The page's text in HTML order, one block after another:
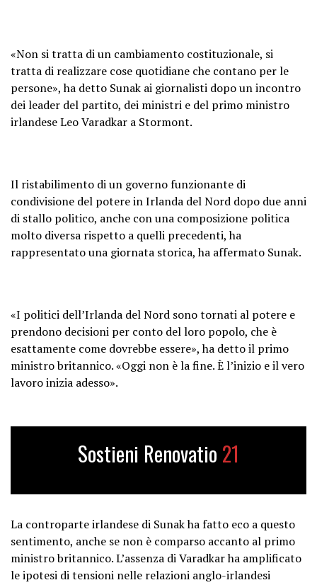
«Non si tratta di un cambiamento costituzionale, si
tratta di realizzare cose quotidiane che contano per le
persone», ha detto Sunak ai giornalisti dopo un incontro
dei leader del partito, dei ministri e del primo ministro
irlandese Leo Varadkar a Stormont.
Il ristabilimento di un governo funzionante di
condivisione del potere in Irlanda del Nord dopo due anni
di stallo politico, anche con una composizione politica
molto diversa rispetto a quelli precedenti, ha
rappresentato una giornata storica, ha affermato Sunak.
«I politici dell’Irlanda del Nord sono tornati al potere e
prendono decisioni per conto del loro popolo, che è
esattamente come dovrebbe essere», ha detto il primo
ministro britannico. «Oggi non è la fine. È l’inizio e il vero
lavoro inizia adesso».
Sostieni Renovatio 21
La controparte irlandese di Sunak ha fatto eco a questo
sentimento, anche se non è comparso accanto al primo
ministro britannico. L’assenza di Varadkar ha amplificato
le ipotesi di tensioni nelle relazioni anglo-irlandesi